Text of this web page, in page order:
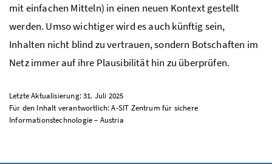
mit einfachen Mitteln) in einen neuen Kontext gestellt
werden. Umso wichtiger wird es auch künftig sein,
Inhalten nicht blind zu vertrauen, sondern Botschaften im
Netz immer auf ihre Plausibilität hin zu überprüfen.
Letzte Aktualisierung: 31. Juli 2025
Für den Inhalt verantwortlich: A-SIT Zentrum für sichere
Informationstechnologie – Austria